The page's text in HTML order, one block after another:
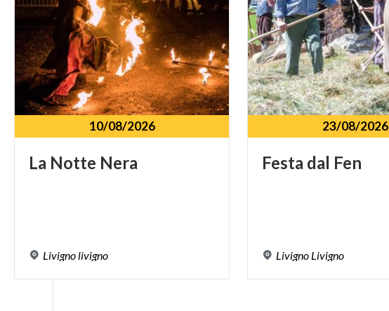
10/08/2026
La Notte Nera
Livignolivigno
23/08/2026
Festa dal Fen
Livigno Livigno